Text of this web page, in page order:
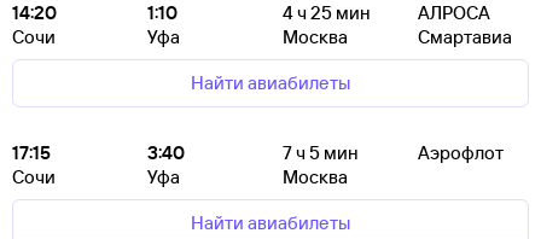
14:20
Сочи
1:10
Уфа
4ч 25 мин
Москва
АЛРОСА
Смартавиа
Найти авиабилеты
17:15
Сочи
3:40
Уфа
7ч 5 мин
Москва
Аэрофлот
Найти авиабилеты